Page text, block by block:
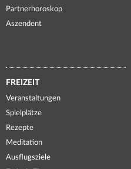
Partnerhoroskop
Aszendent
FREIZEIT
Veranstaltungen
Spielplätze
Rezepte
Meditation
Ausflugsziele